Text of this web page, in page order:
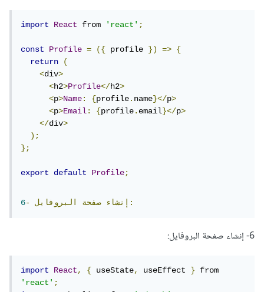
import React from 'react';
const Profile = ({ profile }) =>
{
return
(
<div>
<h2>Profile</h2>
<p>Name: {profile.name}</p>
<p>Email: {profile.email}</p>
</div>
);
};
export default Profile;
6- إنشاء صفحة البروفايل:
6- إنشاء صفحة البروفايل:
import React, { useState, useEffect }
'react';